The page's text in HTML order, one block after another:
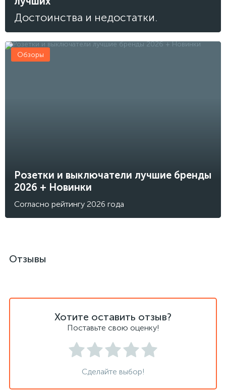
Достоинства и недостатки.
Розетки и выключатели лучшие бренды
2026 + Новинки
Согласно рейтингу 2026 года
Обзоры
Отзывы
Хотите оставить отзыв?
Поставьте свою оценку!
Сделайте выбор!